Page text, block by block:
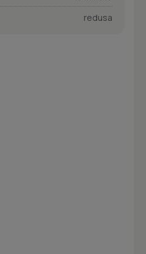
redusa